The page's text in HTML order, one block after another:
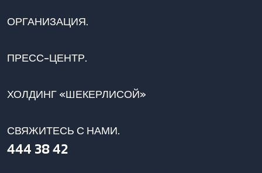
ОРГАНИЗАЦИЯ.
ПРЕСС-ЦЕНТР.
ХОЛДИНГ «ШЕКЕРЛИСОЙ»
СВЯЖИТЕСЬ С НАМИ.
444 38 42